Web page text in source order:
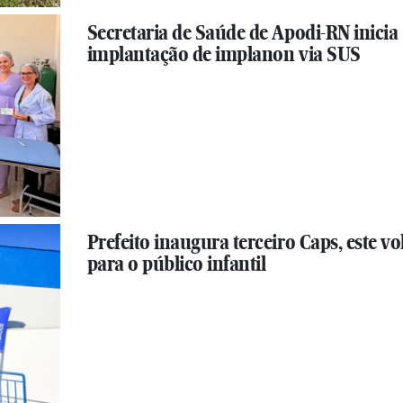
Secretaria de Saúde de Apodi-RN inicia
implantação de implanon via SUS
Prefeito inaugura terceiro Caps, este
para o público infantil